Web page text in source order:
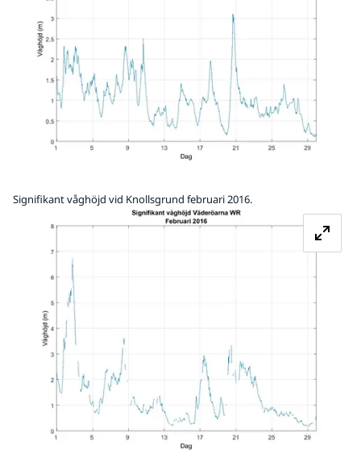
Signifikant våghöjd vid Knollsgrund februari 2016.